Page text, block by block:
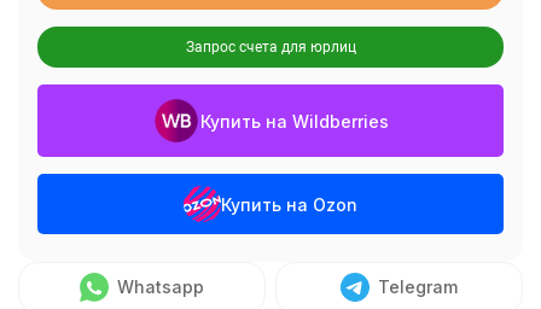
Запрос счета для юрлиц
Купить на Wildberries
Купить на Ozon
Whatsapp Telegram